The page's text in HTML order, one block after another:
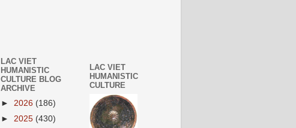
LAC VIET
HUMANISTIC
CULTURE BLOG
ARCHIVE
► 2026 (186)
► 2025 (430)
LAC VIET
HUMANISTIC
CULTURE